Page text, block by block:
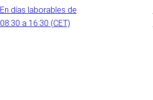
En días laborables de
08:30 a 16:30 (CET)